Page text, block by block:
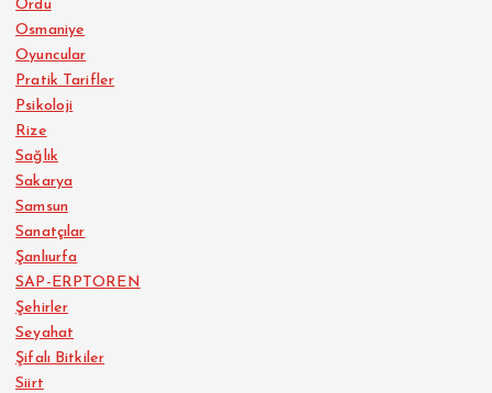
Ordu
Osmaniye
Oyuncular
Pratik Tarifler
Psikoloji
Rize
Sağlık
Sakarya
Samsun
Sanatçılar
Şanlıurfa
SAP-ERPTOREN
Şehirler
Seyahat
Şifalı Bitkiler
Siirt